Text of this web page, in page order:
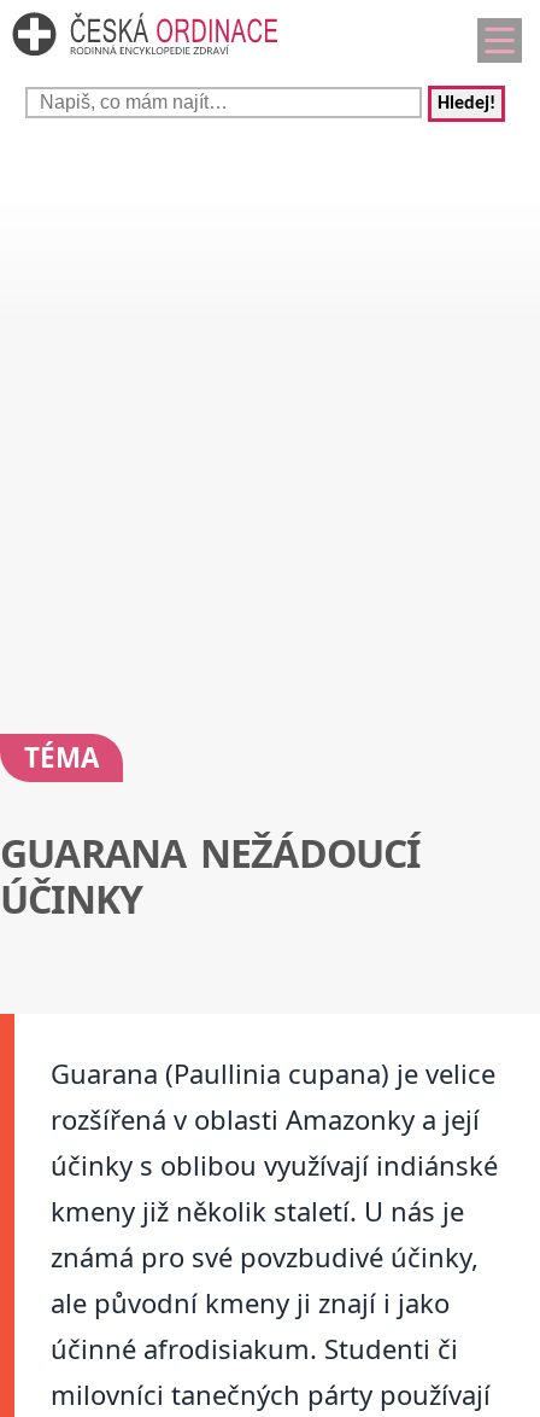
Hledej!
TÉMA
GUARANA NEŽÁDOUCÍ
ÚČINKY
Guarana (Paullinia cupana) je velice
rozšířená v oblasti Amazonky a její
účinky s oblibou využívají indiánské
kmeny již několik staletí. U nás je
známá pro své povzbudivé účinky,
ale původní kmeny ji znají i jako
účinné afrodisiakum. Studenti či
milovníci tanečných párty používají